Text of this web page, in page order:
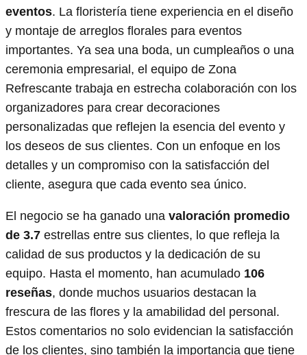
eventos. La floristería tiene experiencia en el diseño
y montaje de arreglos florales para eventos
importantes. Ya sea una boda, un cumpleaños o una
ceremonia empresarial, el equipo de Zona
Refrescante trabaja en estrecha colaboración con los
organizadores para crear decoraciones
personalizadas que reflejen la esencia del evento y
los deseos de sus clientes. Con un enfoque en los
detalles y un compromiso con la satisfacción del
cliente, asegura que cada evento sea único.
El negocio se ha ganado una valoración promedio
de 3.7 estrellas entre sus clientes, lo que refleja la
calidad de sus productos y la dedicación de su
equipo. Hasta el momento, han acumulado 106
reseñas, donde muchos usuarios destacan la
frescura de las flores y la amabilidad del personal.
Estos comentarios no solo evidencian la satisfacción
de los clientes, sino también la importancia que tiene